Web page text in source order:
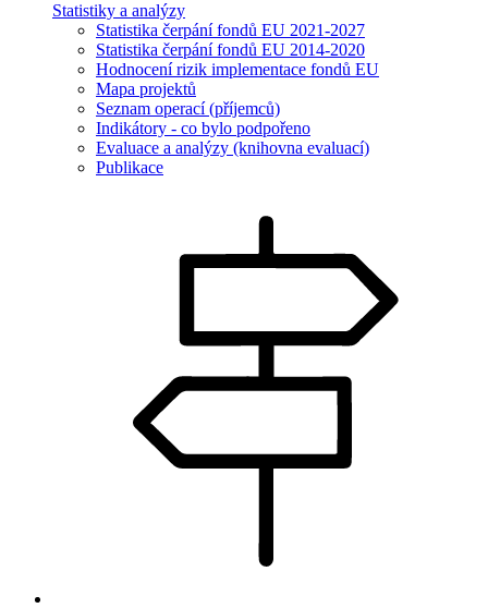
Statistiky a analýzy
Statistika čerpání fondů EU 2021-2027
Statistika čerpání fondů EU 2014-2020
Hodnocení rizik implementace fondů EU
Mapa projektů
Seznam operací (příjemců)
Indikátory - co bylo podpořeno
Evaluace a analýzy (knihovna evaluací)
Publikace